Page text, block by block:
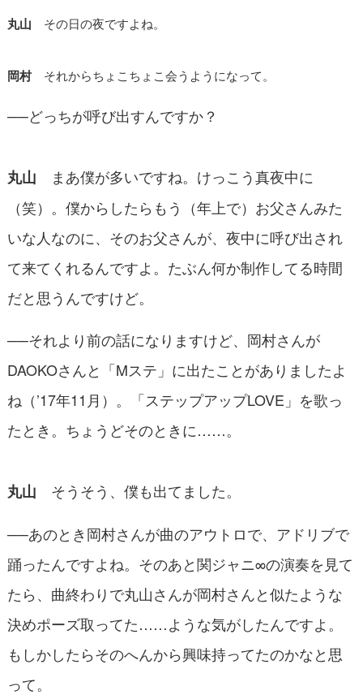
丸山 その日の夜ですよね。
岡村それからちょこちょこ会うようになって。
──どっちが呼び出すんですか？
丸山 まあ僕が多いですね。けっこう真夜中に
（笑）。僕からしたらもう（年上で）お父さんみた
いな人なのに、そのお父さんが、夜中に呼び出され
て来てくれるんですよ。たぶん何か制作してる時間
だと思うんですけど。
──それより前の話になりますけど、岡村さんが
DAOKOさんと「Mステ」に出たことがありましたよ
ね（’17年11月）。「ステップアップLOVE」を歌っ
たとき。ちょうどそのときに……。
丸山 そうそう、僕も出てました。
──あのとき岡村さんが曲のアウトロで、アドリブで
踊ったんですよね。そのあと関ジャニ∞の演奏を見て
たら、曲終わりで丸山さんが岡村さんと似たような
決めポーズ取ってた……ような気がしたんですよ。
もしかしたらそのへんから興味持ってたのかなと思
って。